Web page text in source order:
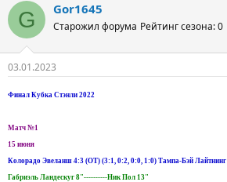
G Gor1645
Старожил форума Рейтинг сезона: 0
03.01.2023
Финал Кубка Стэнли 2022
Матч №1
15 июня
Колорадо Эвеланш 4:3 (ОТ) (3:1, 0:2, 0:0, 1:0) Тампа-Бэй Лайтнинг
Габриэль Ландескуг 8"----------Ник Пол 13"